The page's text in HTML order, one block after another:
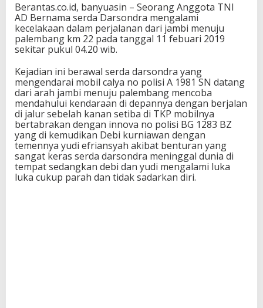
Berantas.co.id, banyuasin – Seorang Anggota TNI
AD Bernama serda Darsondra mengalami
kecelakaan dalam perjalanan dari jambi menuju
palembang km 22 pada tanggal 11 febuari 2019
sekitar pukul 04.20 wib.
Kejadian ini berawal serda darsondra yang
mengendarai mobil calya no polisi A 1981 SN datang
dari arah jambi menuju palembang mencoba
mendahului kendaraan di depannya dengan berjalan
di jalur sebelah kanan setiba di TKP mobilnya
bertabrakan dengan innova no polisi BG 1283 BZ
yang di kemudikan Debi kurniawan dengan
temennya yudi efriansyah akibat benturan yang
sangat keras serda darsondra meninggal dunia di
tempat sedangkan debi dan yudi mengalami luka
luka cukup parah dan tidak sadarkan diri.